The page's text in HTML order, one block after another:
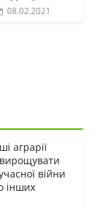
08.02.2021
аграрії
вирощувати
війни
інших